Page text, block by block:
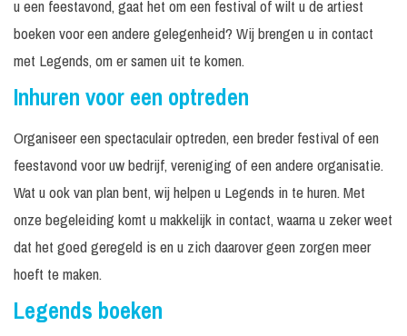
u een feestavond, gaat het om een festival of wilt u de artiest
boeken voor een andere gelegenheid? Wij brengen u in contact
met Legends, om er samen uit te komen.
Inhuren voor een optreden
Organiseer een spectaculair optreden, een breder festival of een
feestavond voor uw bedrijf, vereniging of een andere organisatie.
Wat u ook van plan bent, wij helpen u Legends in te huren. Met
onze begeleiding komt u makkelijk in contact, waarna u zeker weet
dat het goed geregeld is en u zich daarover geen zorgen meer
hoeft te maken.
Legends boeken